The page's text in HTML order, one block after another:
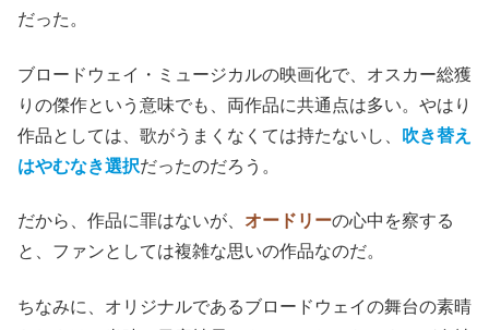
だった。
ブロードウェイ・ミュージカルの映画化で、オスカー総獲
りの傑作という意味でも、両作品に共通点は多い。やはり
作品としては、歌がうまくなくては持たないし、
吹き替え
はやむなき選択だったのだろう。
だから、作品に罪はないが、 オードリーの心中を察する
と、ファンとしては複雑な思いの作品なのだ。
ちなみに、オリジナルであるブロードウェイの舞台の素晴